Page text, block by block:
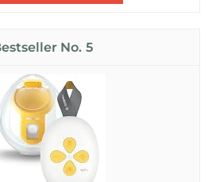
5